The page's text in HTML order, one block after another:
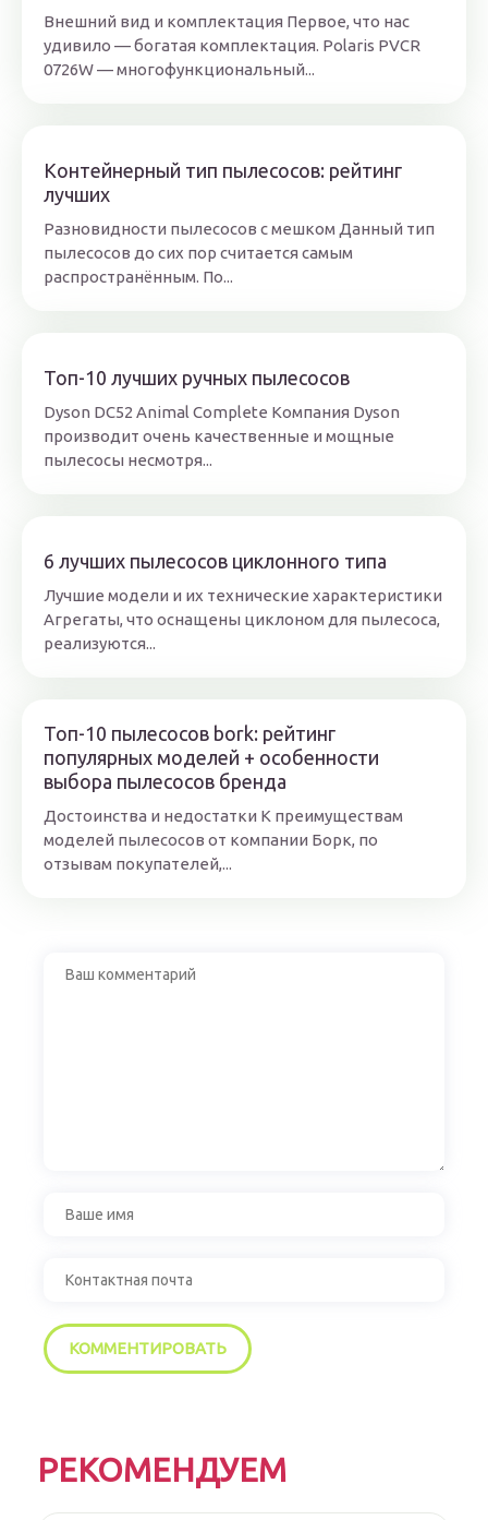
Внешний вид и комплектация Первое, что нас
удивило — богатая комплектация. Polaris PVCR
0726W — многофункциональный...
Контейнерный тип пылесосов: рейтинг
лучших
Разновидности пылесосов с мешком Данный тип
пылесосов до сих пор считается самым
распространённым. По...
Топ-10 лучших ручных пылесосов
Dyson DC52 Animal Complete Компания Dyson
производит очень качественные и мощные
пылесосы несмотря...
6 лучших пылесосов циклонного типа
Лучшие модели и их технические характеристики
Агрегаты, что оснащены циклоном для пылесоса,
реализуются...
Топ-10 пылесосов bork: рейтинг
популярных моделей + особенности
выбора пылесосов бренда
Достоинства и недостатки К преимуществам
моделей пылесосов от компании Борк, по
отзывам покупателей,...
РЕКОМЕНДУЕМ